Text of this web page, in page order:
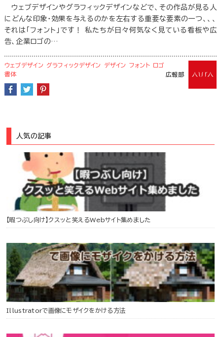
ウェブデザインやグラフィックデザインなどで、その作品が見る人
にどんな印象・効果を与えるのかを左右する重要な要素の一つ、、、
それは「フォント」です！ 私たちが日々何気なく見ている看板や広
告、企業ロゴの…
広報部
ウェブデザイン グラフィックデザイン デザイン フォント
ロゴ
書体
人気の記事
【暇つぶし向け】クスッと笑えるWebサイト集めました
Illustratorで画像にモザイクをかける方法